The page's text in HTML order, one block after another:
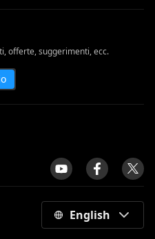
offerte, suggerimenti, ecc.
English